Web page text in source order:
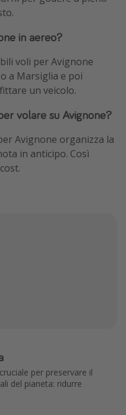
in aereo?
voli per Avignone
a Marsiglia e poi
un veicolo.
volare su Avignone?
Avignone organizza la
in anticipo. Così
per preservare il
del pianeta: ridurre